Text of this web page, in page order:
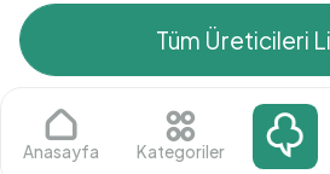
Arif Çakır
Tüm Üreticileri
Anasayfa Kategoriler